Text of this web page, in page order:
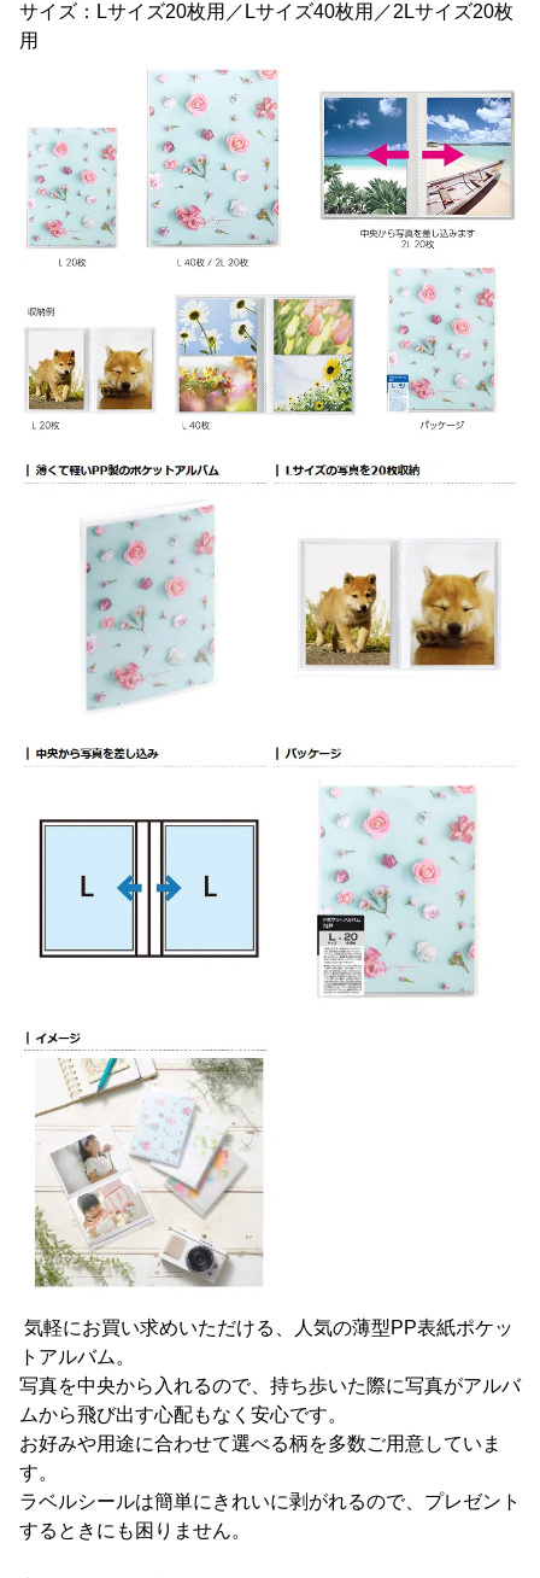
サイズ：Lサイズ20枚用／Lサイズ40枚用／2Lサイズ20枚
用
気軽にお買い求めいただける、人気の薄型PP表紙ポケッ
トアルバム。
写真を中央から入れるので、持ち歩いた際に写真がアルバ
ムから飛び出す心配もなく安心です。
お好みや用途に合わせて選べる柄を多数ご用意していま
す。
ラベルシールは簡単にきれいに剥がれるので、プレゼント
するときにも困りません。